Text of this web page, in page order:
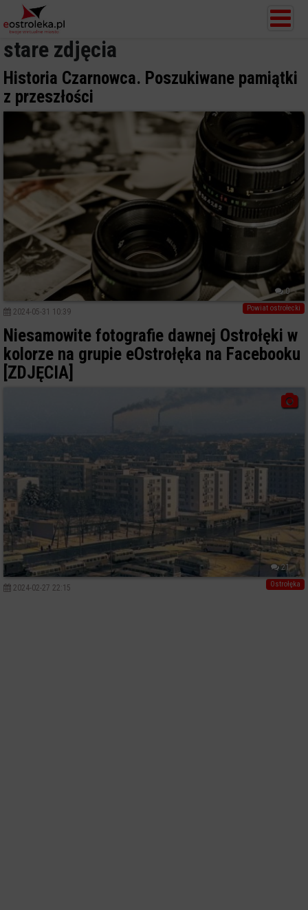
stare zdjęcia
Historia Czarnowca. Poszukiwane pamiątki
z przeszłości
0
Powiat ostrołecki
2024-05-31 10:39
Niesamowite fotografie dawnej Ostrołęki w
kolorze na grupie eOstrołęka na Facebooku
[ZDJĘCIA]
21
Ostrołęka
2024-02-27 22:15